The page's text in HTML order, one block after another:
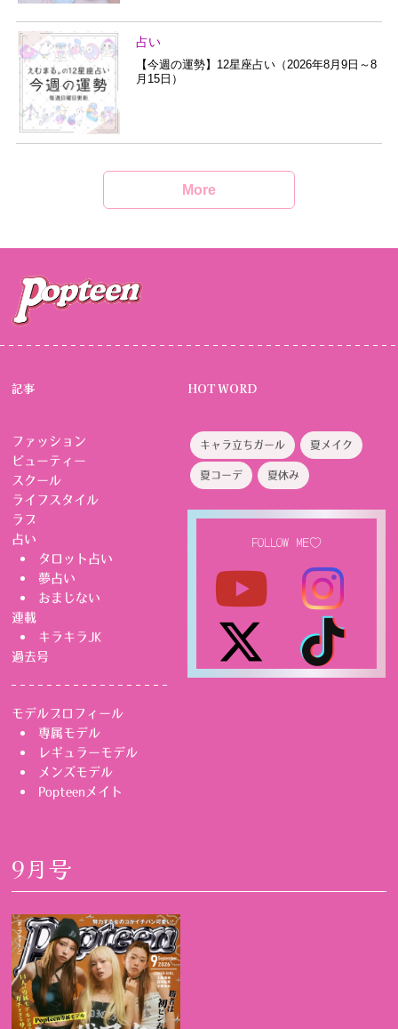
占い
【今週の運勢】12星座占い（2026年8月9日～8
月15日）
More
記事
ファッション
ビューティー
スクール
ライフスタイル
ラブ
占い
タロット占い
夢占い
おまじない
連載
キラキラJK
過去号
モデルプロフィール
専属モデル
レギュラーモデル
メンズモデル
Popteenメイト
HOT WORD
キャラ立ちガール 夏メイク
夏コーデ 夏休み
FOLLOW ME♡
9月号